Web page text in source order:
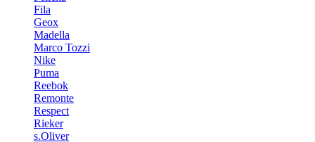
Fila
Geox
Madella
Marco Tozzi
Nike
Puma
Reebok
Remonte
Respect
Rieker
s.Oliver